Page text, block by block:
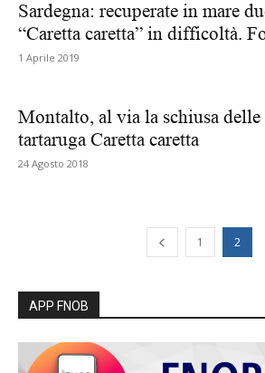
Sardegna: recuperate in mare
“Caretta caretta” in difficoltà.
1 Aprile 2019
Montalto, al via la schiusa
tartaruga Caretta caretta
24 Agosto 2018
1 2
APP FNOB